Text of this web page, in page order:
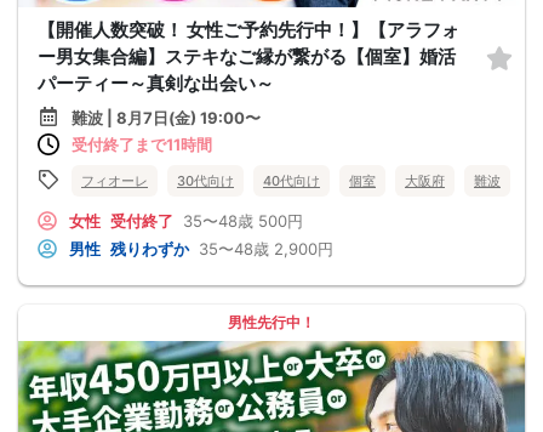
【開催人数突破！ 女性ご予約先行中！】【アラフォ
ー男女集合編】ステキなご縁が繋がる【個室】婚活
パーティー～真剣な出会い～
難波 | 8月7日(金) 19:00〜
受付終了まで11時間
フィオーレ 30代向け 40代向け 個室 大阪府 難波
女性 受付終了 35〜48歳 500円
男性 残りわずか 35〜48歳 2,900円
男性先行中！